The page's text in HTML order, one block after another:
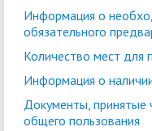
Информация о
обязательного
Количество мест для
Информация о
Документы, принятые
общего пользования